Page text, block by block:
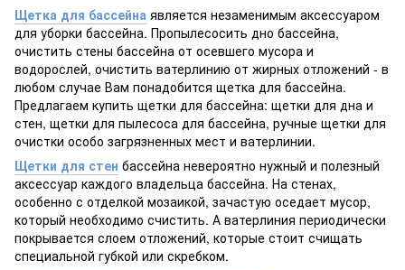
Щетка для бассейна является незаменимым аксессуаром
для уборки бассейна. Пропылесосить дно бассейна,
очистить стены бассейна от осевшего мусора и
водорослей, очистить ватерлинию от жирных отложений - в
любом случае Вам понадобится щетка для бассейна.
Предлагаем купить щетки для бассейна: щетки для дна и
стен, щетки для пылесоса для бассейна, ручные щетки для
очистки особо загрязненных мест и ватерлинии.
Щетки для стен бассейна невероятно нужный и полезный
аксессуар каждого владельца бассейна. На стенах,
особенно с отделкой мозаикой, зачастую оседает мусор,
который необходимо счистить. А ватерлиния периодически
покрывается слоем отложений, которые стоит счищать
специальной губкой или скребком.